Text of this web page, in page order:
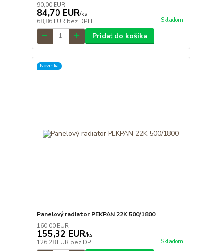
90,00 EUR
84,70 EUR/ks
68,86 EUR bez DPH Skladom
Pridať do košíka
Novinka
Panelový radiator PEKPAN 22K 500/1800
160,00 EUR
155,32 EUR/ks
126,28 EUR bez DPH Skladom